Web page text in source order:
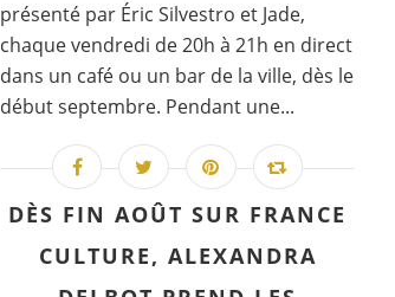
présenté par Éric Silvestro et Jade,
chaque vendredi de 20h à 21h en direct
dans un café ou un bar de la ville, dès le
début septembre. Pendant une...
DÈS FIN AOÛT SUR FRANCE
CULTURE, ALEXANDRA